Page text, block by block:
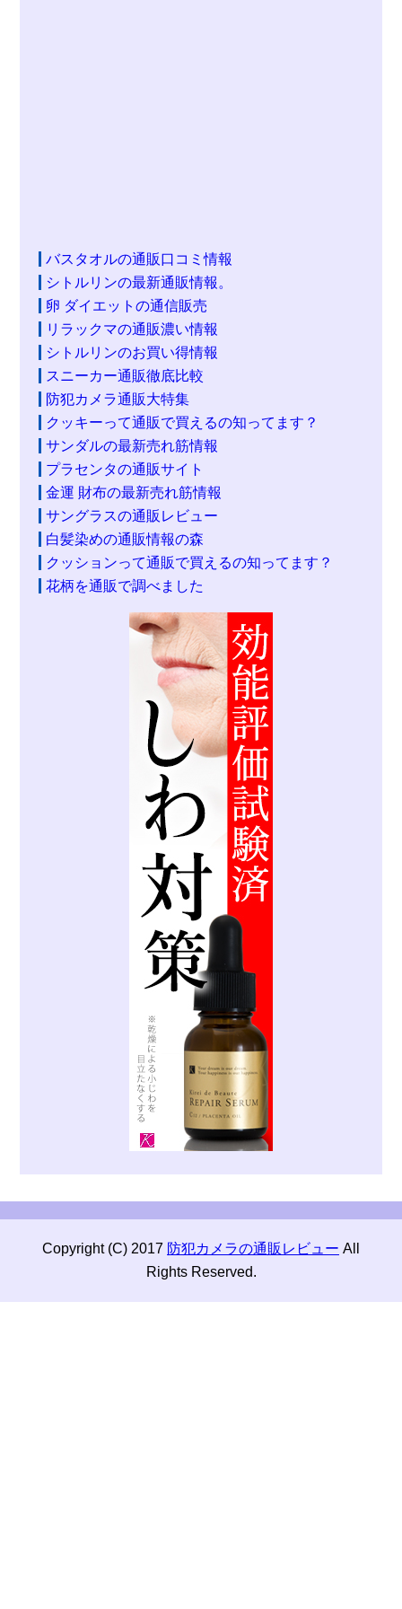
バスタオルの通販口コミ情報
シトルリンの最新通販情報。
卵 ダイエットの通信販売
リラックマの通販濃い情報
シトルリンのお買い得情報
スニーカー通販徹底比較
防犯カメラ通販大特集
クッキーって通販で買えるの知ってます？
サンダルの最新売れ筋情報
プラセンタの通販サイト
金運 財布の最新売れ筋情報
サングラスの通販レビュー
白髪染めの通販情報の森
クッションって通販で買えるの知ってます？
花柄を通販で調べました
Copyright (C) 2017 防犯カメラの通販レビュー All
Rights Reserved.